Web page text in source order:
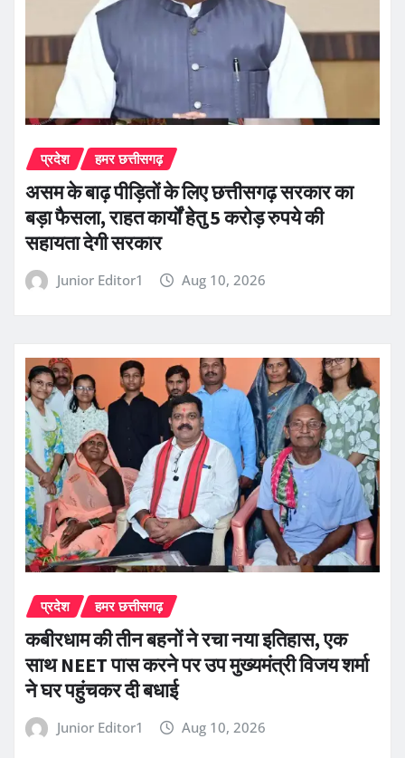
प्रदेश हमर छत्तीसगढ़
असम के बाढ़ पीड़ितों के लिए छत्तीसगढ़ सरकार का
बड़ा फैसला, राहत कार्यों हेतु 5 करोड़ रुपये की
सहायता देगी सरकार
Junior Editor1 Aug 10, 2026
प्रदेश हमर छत्तीसगढ़
कबीरधाम की तीन बहनों ने रचा नया इतिहास, एक
साथ NEET पास करने पर उप मुख्यमंत्री विजय शर्मा
ने घर पहुंचकर दी बधाई
Junior Editor1 Aug 10, 2026